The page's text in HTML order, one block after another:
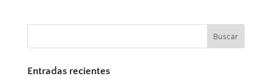
Entradas recientes